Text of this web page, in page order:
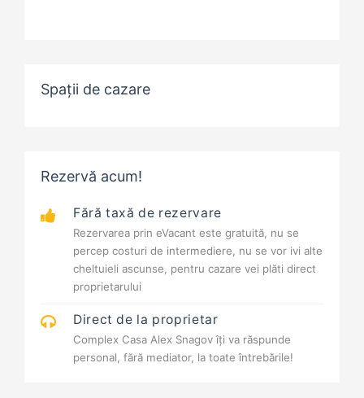
Spații de cazare
Rezervă acum!
Fără taxă de rezervare
Rezervarea prin eVacant este gratuită, nu se
percep costuri de intermediere, nu se vor ivi alte
cheltuieli ascunse, pentru cazare vei plăti direct
proprietarului
Direct de la proprietar
Complex Casa Alex Snagov îți va răspunde
personal, fără mediator, la toate întrebările!